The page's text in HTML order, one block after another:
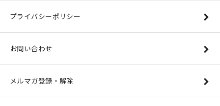
プライバシーポリシー
お問い合わせ
メルマガ登録・解除